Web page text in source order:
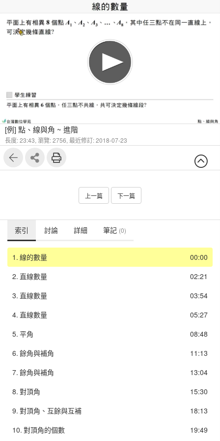
[例] 點、線與角 ~ 進階
長度: 23:43, 瀏覽: 2756, 最近修訂: 2018-07-23
上一篇 下一篇
索引 討論 詳細 筆記 (0)
00:00
1. 線的數量
02:21
2. 直線數量
03:54
3. 直線數量
05:27
4. 直線數量
08:48
5. 平角
11:13
6. 餘角與補角
13:04
7. 餘角與補角
15:30
8. 對頂角
18:13
9. 對頂角、互餘與互補
19:49
10. 對頂角的個數